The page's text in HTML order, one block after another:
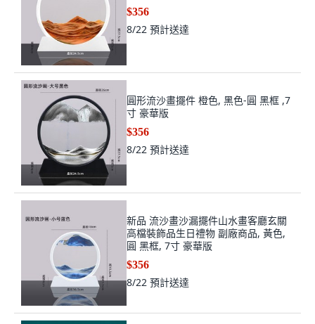
$356
8/22 預計送達
圓形流沙畫擺件 橙色, 黑色-圓 黑框 ,7
寸 豪華版
$356
8/22 預計送達
新品 流沙畫沙漏擺件山水畫客廳玄關
高檔裝飾品生日禮物 副廠商品, 黃色,
圓 黑框, 7寸 豪華版
$356
8/22 預計送達